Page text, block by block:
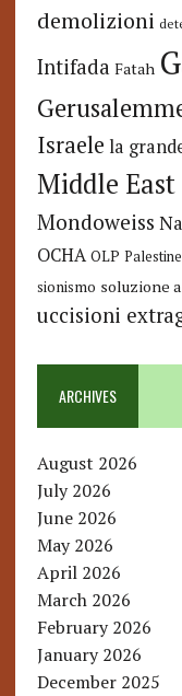
demolizioni
Intifada Fatah
Israele la
Middle East
Mondoweiss
OCHA OLP
sionismo soluzione
uccisioni
ARCHIVES
August 2026
July 2026
June 2026
May 2026
April 2026
March 2026
February 2026
January 2026
December 2025